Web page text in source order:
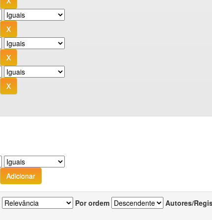
Por ordem Autores/